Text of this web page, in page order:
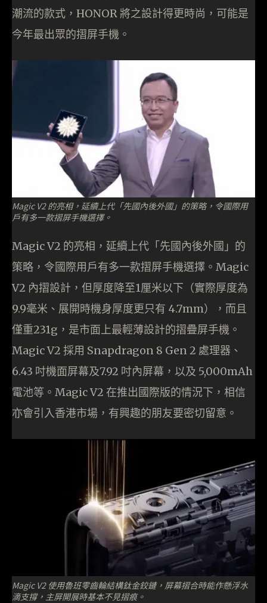
潮流的款式，HONOR 將之設計得更時尚，可能是
今年最出眾的摺屏手機。
Magic V2 的亮相，延續上代「先國內後外國」的策略，令國際用
戶有多一款摺屏手機選擇。
Magic V2 的亮相，延續上代「先國內後外國」的
策略，令國際用戶有多一款摺屏手機選擇。Magic
V2 內摺設計，但厚度降至1厘米以下（實際厚度為
9.9毫米、展開時機身厚度更只有 4.7mm），而且
僅重231g，是市面上最輕薄設計的摺疊屏手機。
Magic V2 採用 Snapdragon 8 Gen 2 處理器、
6.43 吋機面屏幕及7.92 吋內屏幕，以及 5,000mAh
電池等。Magic V2 在推出國際版的情況下，相信
亦會引入香港市場，有興趣的朋友要密切留意。
Magic V2 使用魯班零齒輪結構鈦金鉸鏈，屏幕摺合時能作懸浮水
滴支撐，主屏開展時基本不見摺痕。